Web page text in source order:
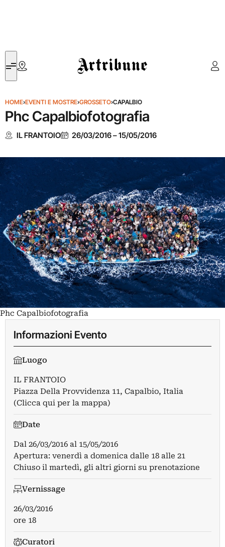
Artribune
HOME›EVENTI E MOSTRE›GROSSETO›CAPALBIO
Phc Capalbiofotografia
IL FRANTOIO 26/03/2016–15/05/2016
Phc Capalbiofotografia
Informazioni Evento
Luogo
IL FRANTOIO
Piazza Della Provvidenza 11, Capalbio, Italia
(Clicca qui per la mappa)
Date
Dal 26/03/2016 al 15/05/2016
Apertura: venerdì a domenica dalle 18 alle 21
Chiuso il martedì, gli altri giorni su prenotazione
Vernissage
26/03/2016
ore 18
Curatori